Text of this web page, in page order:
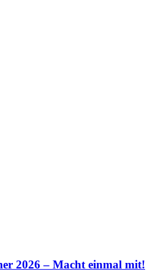
2026 – Macht einmal mit!